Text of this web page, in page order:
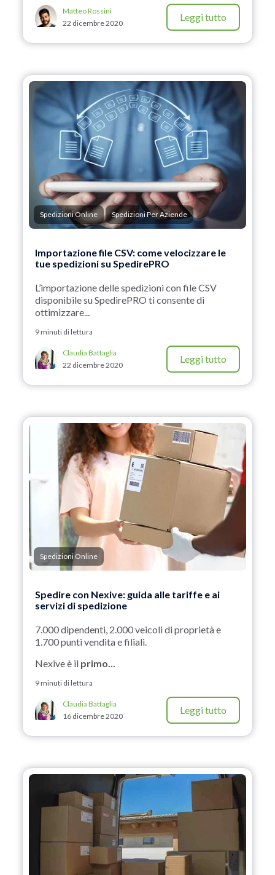
Matteo Rossini
22 dicembre 2020
Leggi tutto
Spedizioni Online Spedizioni Per Aziende
Importazione file CSV: come velocizzare le
tue spedizioni su SpedirePRO
L’importazione delle spedizioni con file CSV
disponibile su SpedirePRO ti consente di
ottimizzare...
9 minuti di lettura
Claudia Battaglia
22 dicembre 2020
Leggi tutto
Spedizioni Online
Spedire con Nexive: guida alle tariffe e ai
servizi di spedizione
7.000 dipendenti, 2.000 veicoli di proprietà e
1.700 punti vendita e filiali.
Nexive è il primo...
9 minuti di lettura
Claudia Battaglia
16 dicembre 2020
Leggi tutto